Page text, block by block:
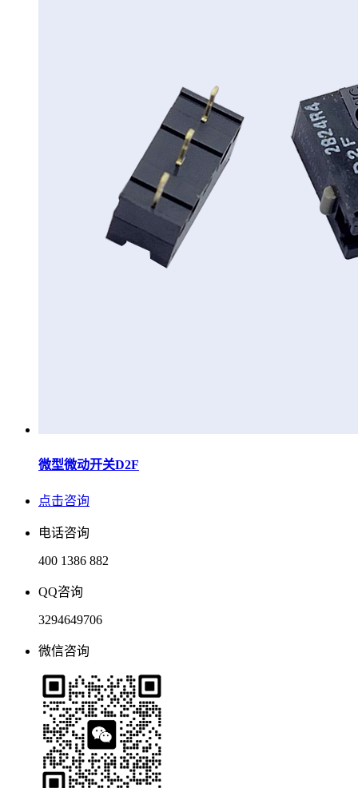
微型微动开关D2F
点击咨询
电话咨询
400 1386 882
QQ咨询
3294649706
微信咨询